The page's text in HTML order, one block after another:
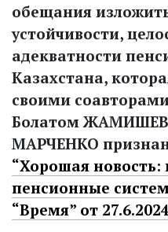
обещания
устойчивости,
адекватности
Казахстана,
своими
Болатом
МАРЧЕНКО
“Хорошая новость:
пенсионные
“Время” от